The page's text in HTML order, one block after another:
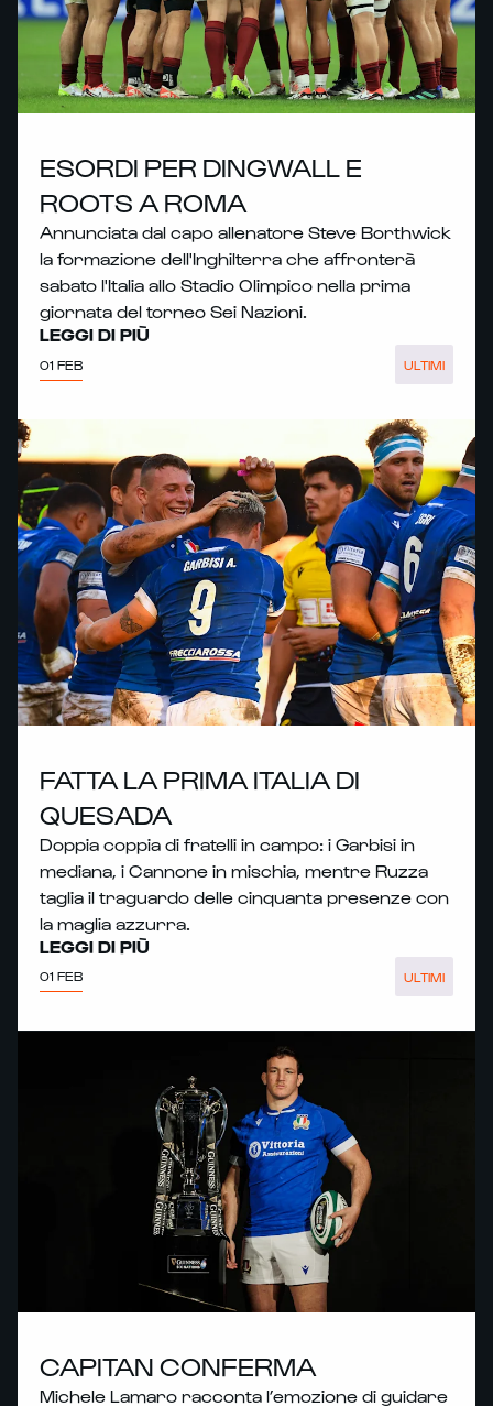
ESORDI PER DINGWALL E
ROOTS A ROMA
Annunciata dal capo allenatore Steve Borthwick
la formazione dell'Inghilterra che affronterà
sabato l'Italia allo Stadio Olimpico nella prima
giornata del torneo Sei Nazioni.
LEGGI DI PIÙ
01 FEB ULTIMI
FATTA LA PRIMA ITALIA DI
QUESADA
Doppia coppia di fratelli in campo: i Garbisi in
mediana, i Cannone in mischia, mentre Ruzza
taglia il traguardo delle cinquanta presenze con
la maglia azzurra.
LEGGI DI PIÙ
01 FEB ULTIMI
CAPITAN CONFERMA
Michele Lamaro racconta l’emozione di guidare